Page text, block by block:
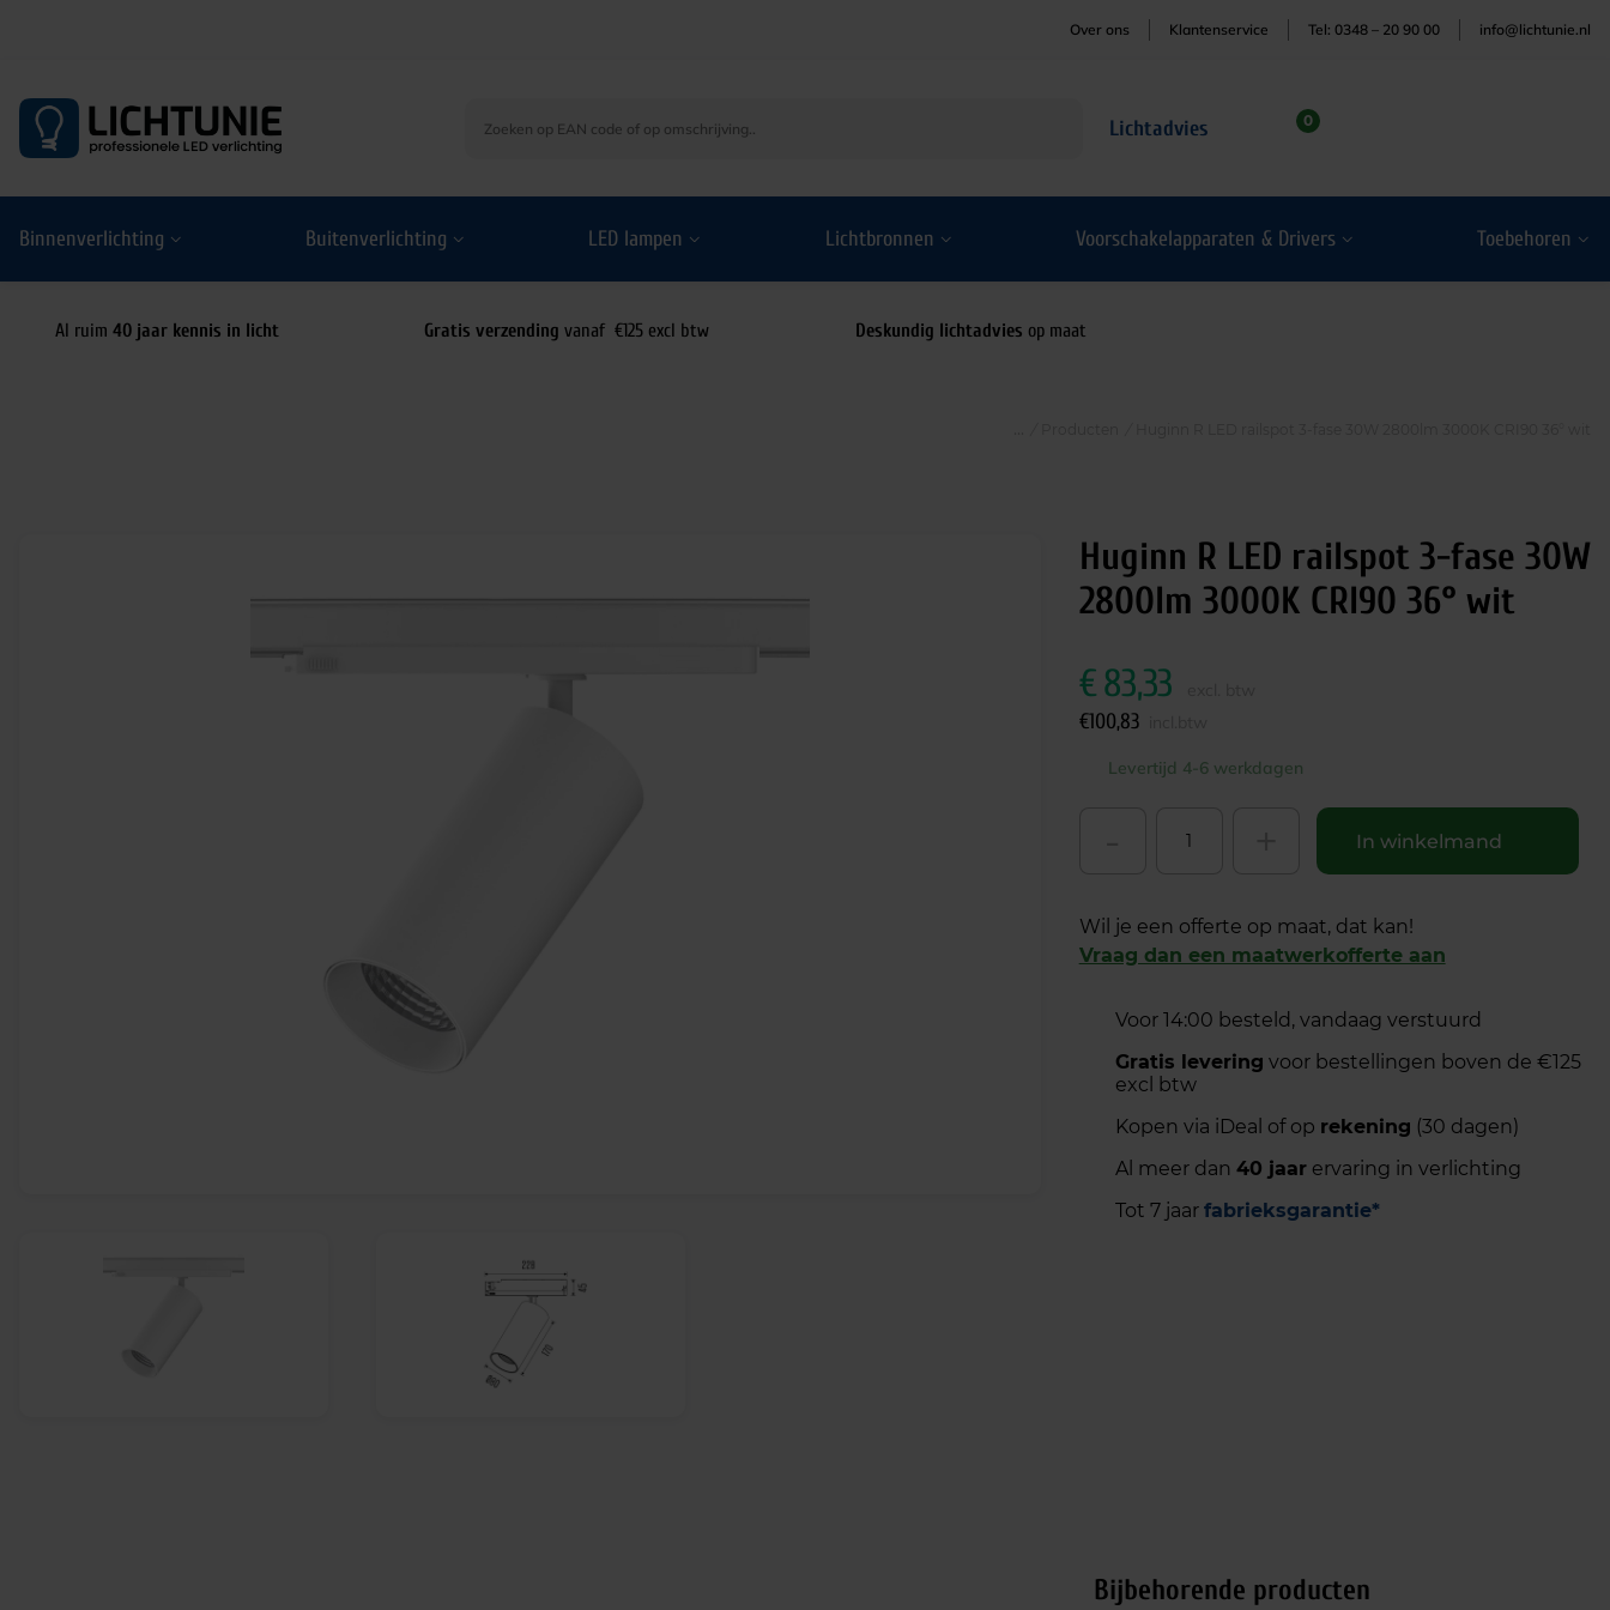
Over ons Klantenservice Tel: 0348 – 20 90 00 info@lichtunie.nl
Lichtadvies 0
Binnenverlichting Buitenverlichting LED lampen Lichtbronnen Voorschakelapparaten & Drivers Toebehoren
Al ruim 40 jaar kennis in licht Gratis verzending vanaf €125 excl btw Deskundig lichtadvies op maat
Huginn R LED railspot 3-fase 30W
2800lm 3000K CRI90 36° wit
€83,33
€100,83
Levertijd 4-6 werkdagen
In winkelmand
Wil je een offerte op maat, dat kan!
Vraag dan een maatwerkofferte aan
Voor 14:00 besteld, vandaag verstuurd
Gratis levering voor bestellingen boven de €125
excl btw
Kopen via iDeal of op rekening (30 dagen)
Al meer dan 40 jaarervaring in verlichting
Tot 7 jaar fabrieksgarantie*
Bijbehorende producten